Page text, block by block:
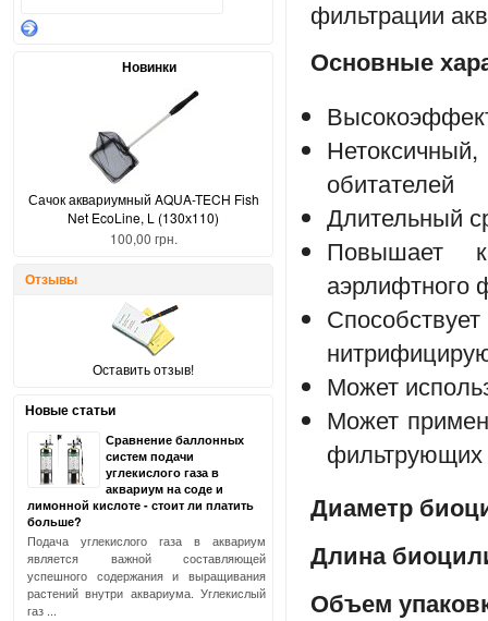
фильтрации
Основные
обитателей
Длительный
Повышает
аэрлифтного
Может
Может
фильтрующих
Диаметр
Длина
Объем
Новинки
Сачок аквариумный AQUA-TECH Fish
Net EcoLine, L (130х110)
100,00 грн.
Отзывы
Оставить отзыв!
Новые статьи
Сравнение баллонных
систем подачи
углекислого газа в
аквариум на соде и
лимонной кислоте - стоит ли платить
больше?
Подача углекислого газа в аквариум
является важной составляющей
успешного содержания и выращивания
растений внутри аквариума. Углекислый
газ ...